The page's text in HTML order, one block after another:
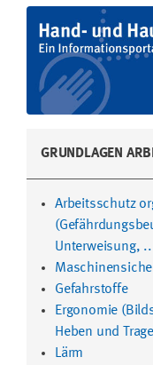
GRUNDLAGEN
Arbeitsschutz
Unterweisung,
Gefahrstoffe
Ergonomie
Heben und
Lärm